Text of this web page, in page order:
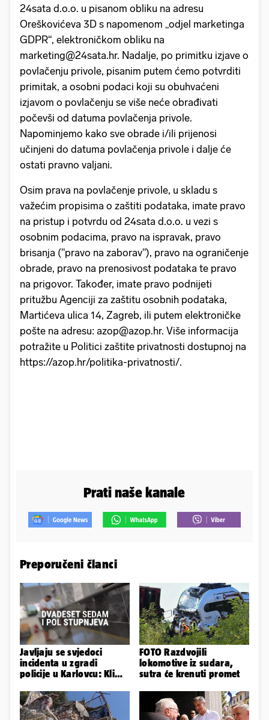
24sata d.o.o. u pisanom obliku na adresu
Oreškovićeva 3D s napomenom „odjel marketinga
GDPR“, elektroničkom obliku na
marketing@24sata.hr. Nadalje, po primitku izjave o
povlačenju privole, pisanim putem ćemo potvrditi
primitak, a osobni podaci koji su obuhvaćeni
izjavom o povlačenju se više neće obrađivati
počevši od datuma povlačenja privole.
Napominjemo kako sve obrade i/ili prijenosi
učinjeni do datuma povlačenja privole i dalje će
ostati pravno valjani.
Osim prava na povlačenje privole, u skladu s
važećim propisima o zaštiti podataka, imate pravo
na pristup i potvrdu od 24sata d.o.o. u vezi s
osobnim podacima, pravo na ispravak, pravo
brisanja ("pravo na zaborav"), pravo na ograničenje
obrade, pravo na prenosivost podataka te pravo
na prigovor. Također, imate pravo podnijeti
pritužbu Agenciji za zaštitu osobnih podataka,
Martićeva ulica 14, Zagreb, ili putem elektroničke
pošte na adresu: azop@azop.hr. Više informacija
potražite u Politici zaštite privatnosti dostupnoj na
https://azop.hr/politika-privatnosti/.
Prati naše kanale
Preporučeni članci
Javljaju se svjedoci
incidenta u zgradi
policije u Karlovcu: Klima
izađemo
FOTO Razdvojili
lokomotive iz sudara,
sutra će krenuti promet